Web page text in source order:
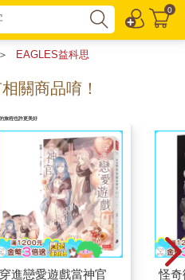
0
＞ EAGLES益科思
關商品唷！
旅程也許更美好
穿進戀愛遊戲當神官
怪